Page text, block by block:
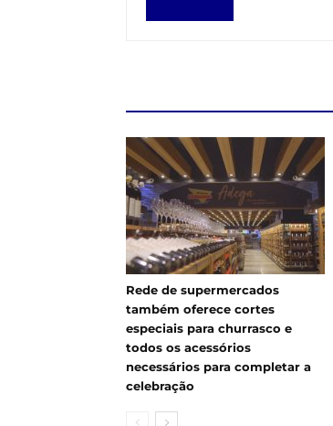
Rede de supermercados
também oferece cortes
especiais para churrasco e
todos os acessórios
necessários para completar a
celebração